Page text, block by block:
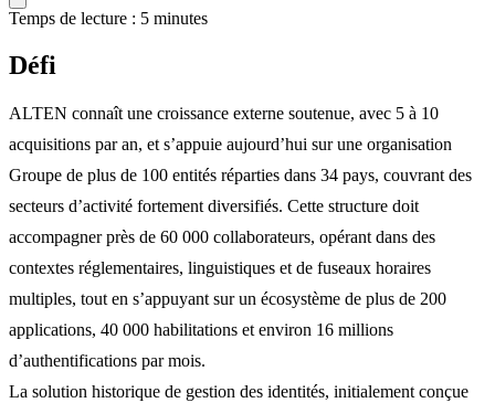
Temps de lecture : 5 minutes
Défi
ALTEN connaît une croissance externe soutenue, avec 5 à 10
acquisitions par an, et s’appuie aujourd’hui sur une organisation
Groupe de plus de 100 entités réparties dans 34 pays, couvrant des
secteurs d’activité fortement diversifiés. Cette structure doit
accompagner près de 60 000 collaborateurs, opérant dans des
contextes réglementaires, linguistiques et de fuseaux horaires
multiples, tout en s’appuyant sur un écosystème de plus de 200
applications, 40 000 habilitations et environ 16 millions
d’authentifications par mois.
La solution historique de gestion des identités, initialement conçue